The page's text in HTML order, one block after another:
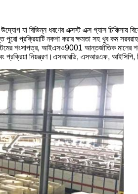
যা বিভিন্ন ধরণের এক্সস্ট এক্স গ্যাস চিকিত্সায়
পুরো প্রক্রিয়াটি নকশা করার ক্ষমতা সহ খুব কম
শংসাপত্র, আইএসও9001 আন্তর্জাতিক মানের
নিয়ন্ত্রণ।এসআরডি, এসআরএফ, আইসিপি,